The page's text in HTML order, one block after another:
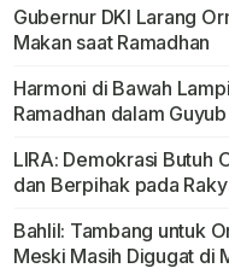
Gubernur DKI Larang
Makan saat Ramadhan
Harmoni di Bawah
Ramadhan dalam Guyub
LIRA: Demokrasi Butuh
dan Berpihak pada
Bahlil: Tambang untuk
Meski Masih Digugat di